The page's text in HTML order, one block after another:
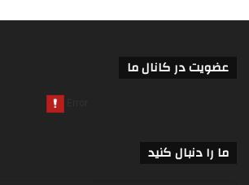
عضویت در کانال ما
ما را دنبال کنید